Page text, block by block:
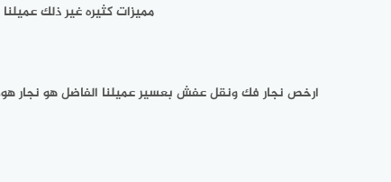
مميزات كثيره غير ذلك
ارخص نجار فك ونقل عفش بعسير عميلنا الفاضل هو نجار